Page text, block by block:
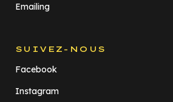
Emailing
SUIVEZ-NOUS
Facebook
Instagram